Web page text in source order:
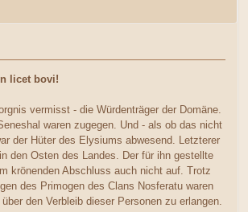
licet bovi!
vermisst - die Würdenträger der Domäne.
waren zugegen. Und - als ob das nicht
der Hüter des Elysiums abwesend. Letzterer
den Osten des Landes. Der für ihn gestellte
krönenden Abschluss auch nicht auf. Trotz
des Primogen des Clans Nosferatu waren
den Verbleib dieser Personen zu erlangen.